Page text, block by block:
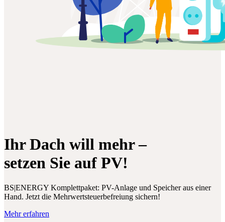
Ihr Dach will mehr –
setzen Sie auf PV!
BS|ENERGY Komplettpaket: PV-Anlage und Speicher aus einer
Hand. Jetzt die Mehrwertsteuerbefreiung sichern!
Mehr erfahren